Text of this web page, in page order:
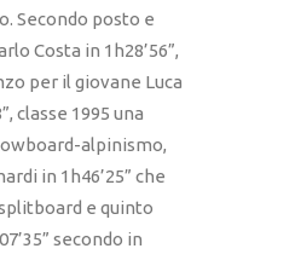
Secondo posto e
Costa in 1h28’56”,
per il giovane Luca
classe 1995 una
alpinismo,
in 1h46’25” che
e quinto
secondo in